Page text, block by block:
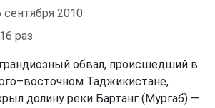
2010
раз
обвал, происшедший в
Таджикистане,
долину реки Бартанг (Мургаб) —